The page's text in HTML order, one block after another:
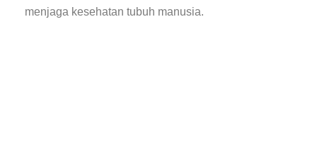
menjaga kesehatan tubuh manusia.